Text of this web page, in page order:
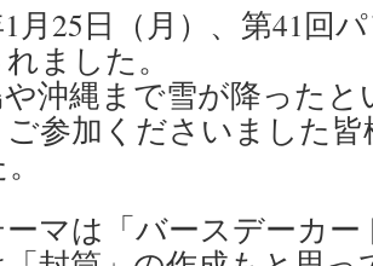
月25日（月）、第41回
ました。
沖縄まで雪が降った
ご参加くださいました
マは「バースデーカー